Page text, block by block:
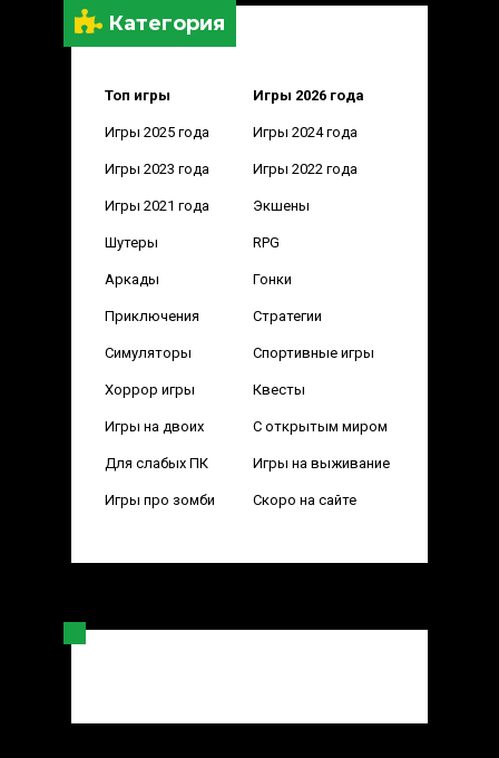
Категория
Топ игры Игры 2026 года
Игры 2025 года Игры 2024 года
Игры 2023 года Игры 2022 года
Игры 2021 года Экшены
Шутеры RPG
Аркады Гонки
Приключения Стратегии
Симуляторы Спортивные игры
Хоррор игры Квесты
Игры на двоих С открытым миром
Для слабых ПК Игры на выживание
Игры про зомби Скоро на сайте